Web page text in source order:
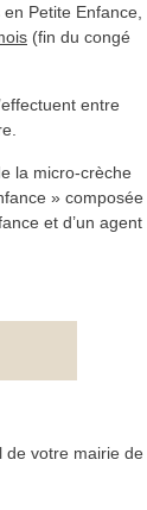
Petite Enfance,
(fin du congé
entre
la micro-crèche
» composée
et d’un agent
de votre mairie de